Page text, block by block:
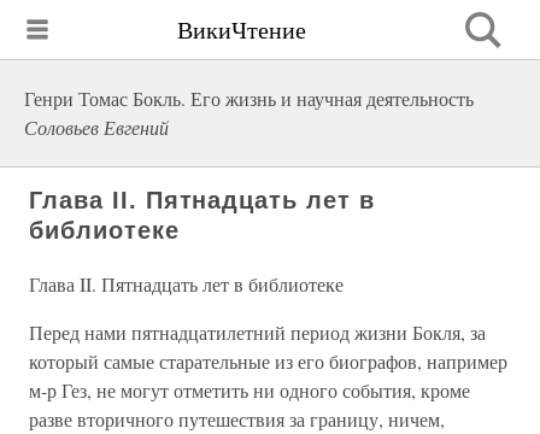
ВикиЧтение
Генри Томас Бокль. Его жизнь и научная деятельность
Соловьев Евгений
Глава II. Пятнадцать лет в
библиотеке
Глава II. Пятнадцать лет в библиотеке
Перед нами пятнадцатилетний период жизни Бокля, за
который самые старательные из его биографов, например
м-р Гез, не могут отметить ни одного события, кроме
разве вторичного путешествия за границу, ничем,